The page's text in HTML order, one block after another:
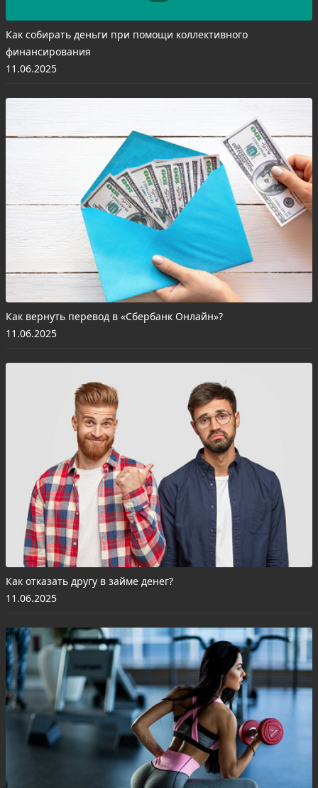
Как собирать деньги при помощи коллективного
финансирования
11.06.2025
Как вернуть перевод в «Сбербанк Онлайн»?
11.06.2025
Как отказать другу в займе денег?
11.06.2025